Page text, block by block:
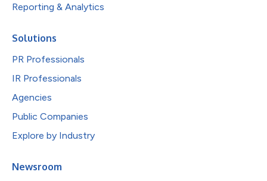
Reporting & Analytics
Solutions
PR Professionals
IR Professionals
Agencies
Public Companies
Explore by Industry
Newsroom